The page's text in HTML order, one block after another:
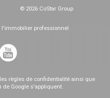
© 2026 CoStar Group
l'immobilier professionnel
règles de confidentialitéainsi que
de Google s'appliquent.